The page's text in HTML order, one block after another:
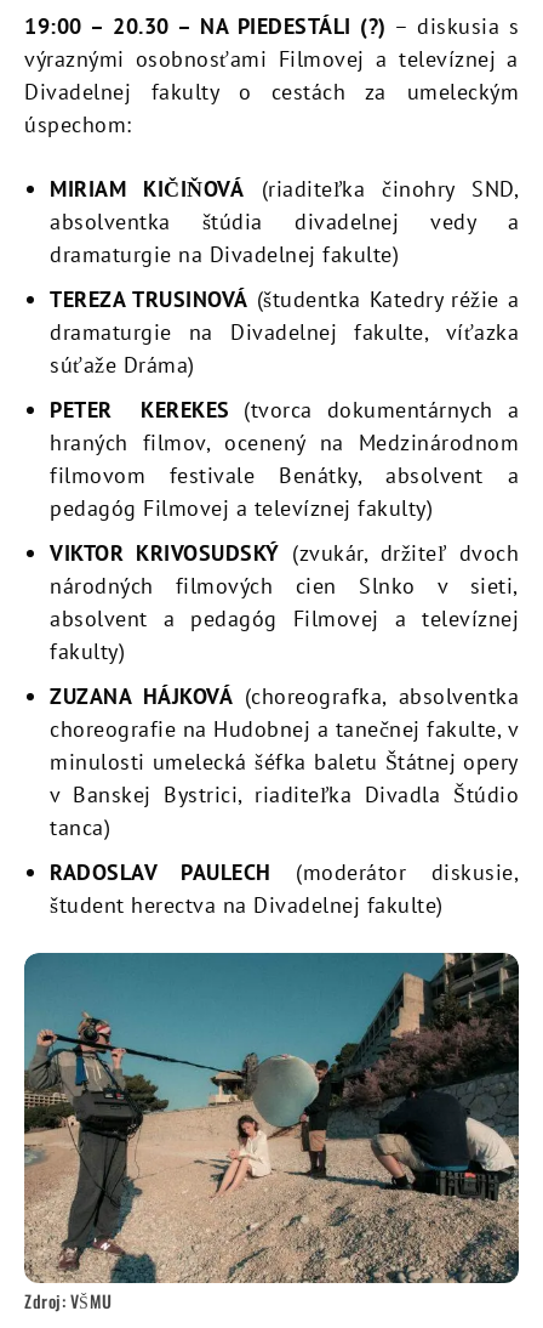
19:00 – 20.30 – NA PIEDESTÁLI (?) – diskusia s
výraznými osobnosťami Filmovej a televíznej a
Divadelnej fakulty o cestách za umeleckým
úspechom:
MIRIAM KIČIŇOVÁ (riaditeľka činohry SND,
absolventka štúdia divadelnej vedy a
dramaturgie na Divadelnej fakulte)
TEREZA TRUSINOVÁ (študentka Katedry réžie a
dramaturgie na Divadelnej fakulte, víťazka
súťaže Dráma)
PETER KEREKES (tvorca dokumentárnych a
hraných filmov, ocenený na Medzinárodnom
filmovom festivale Benátky, absolvent a
pedagóg Filmovej a televíznej fakulty)
VIKTOR KRIVOSUDSKÝ (zvukár, držiteľ dvoch
národných filmových cien Slnko v sieti,
absolvent a pedagóg Filmovej a televíznej
fakulty)
ZUZANA HÁJKOVÁ (choreografka, absolventka
choreografie na Hudobnej a tanečnej fakulte, v
minulosti umelecká šéfka baletu Štátnej opery
v Banskej Bystrici, riaditeľka Divadla Štúdio
tanca)
RADOSLAV PAULECH (moderátor diskusie,
študent herectva na Divadelnej fakulte)
Zdroj: VŠMU